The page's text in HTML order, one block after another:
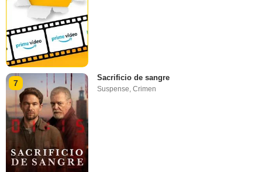
7
Sacrificio de sangre
Suspense,Crimen